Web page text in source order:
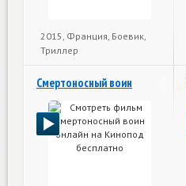
2015, Франция, Боевик,
Триллер
Смертоносный воин